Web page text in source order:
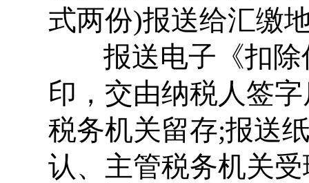
式两份)报送给汇缴
报送电子《扣除
印，交由纳税人签
税务机关留存;报送
认、主管税务机关